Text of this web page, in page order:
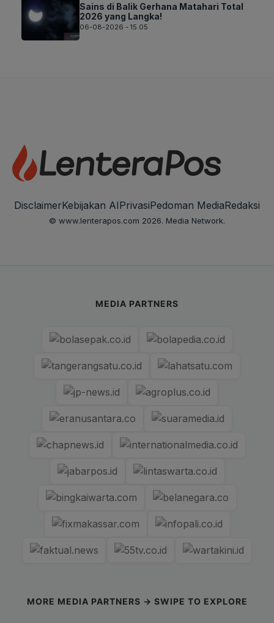
Sains di Balik Gerhana Matahari Total
2026 yang Langka!
06-08-2026 - 15.05
DisclaimerKebijakan AIPrivasiPedoman MediaRedaksi
© www.lenterapos.com 2026. Media Network.
MEDIA PARTNERS
MORE MEDIA PARTNERS → SWIPE TO EXPLORE